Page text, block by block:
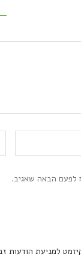
לפעם הבאה שאגיב.
למניעת הודעות